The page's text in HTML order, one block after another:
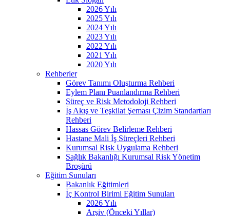
2026 Yılı
2025 Yılı
2024 Yılı
2023 Yılı
2022 Yılı
2021 Yılı
2020 Yılı
Rehberler
Görev Tanımı Oluşturma Rehberi
Eylem Planı Puanlandırma Rehberi
Süreç ve Risk Metodoloji Rehberi
İş Akış ve Teşkilat Şeması Çizim Standartları
Rehberi
Hassas Görev Belirleme Rehberi
Hastane Mali İş Süreçleri Rehberi
Kurumsal Risk Uygulama Rehberi
Sağlık Bakanlığı Kurumsal Risk Yönetim
Broşürü
Eğitim Sunuları
Bakanlık Eğitimleri
İç Kontrol Birimi Eğitim Sunuları
2026 Yılı
Arşiv (Önceki Yıllar)